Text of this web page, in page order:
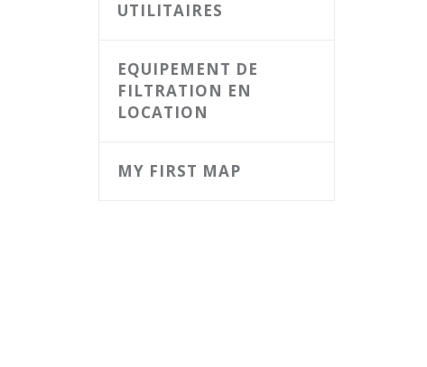
UTILITAIRES
EQUIPEMENT DE
FILTRATION EN
LOCATION
MY FIRST MAP